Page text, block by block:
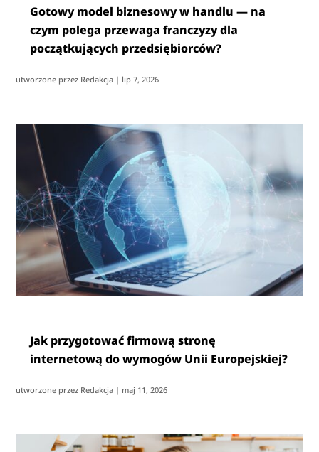
Gotowy model biznesowy w handlu — na
czym polega przewaga franczyzy dla
początkujących przedsiębiorców?
utworzone przez Redakcja | lip 7, 2026
Jak przygotować firmową stronę
internetową do wymogów Unii Europejskiej?
utworzone przez Redakcja | maj 11, 2026